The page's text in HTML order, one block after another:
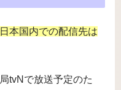
本国内での配信先は
tvNで放送予定のた